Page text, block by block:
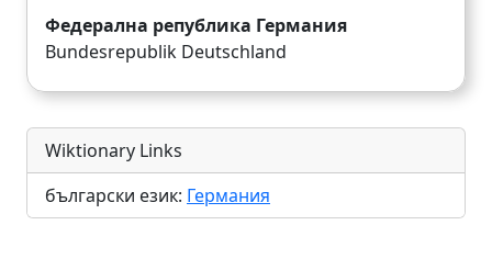
Федерална република Германия
Bundesrepublik Deutschland
Wiktionary Links
български език: Германия